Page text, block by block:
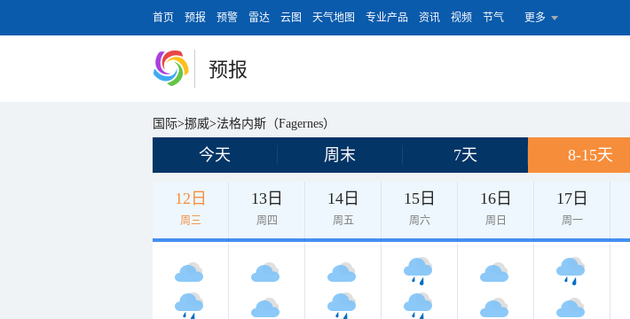
首页 预报 预警 雷达 云图 天气地图 专业产品 资讯 视频 节气 更多
预报
国际>挪威>法格内斯（Fagernes）
今天 周末 7天 8-15天
12日
周三
13日
周四
14日
周五
15日
周六
16日
周日
17日
周一